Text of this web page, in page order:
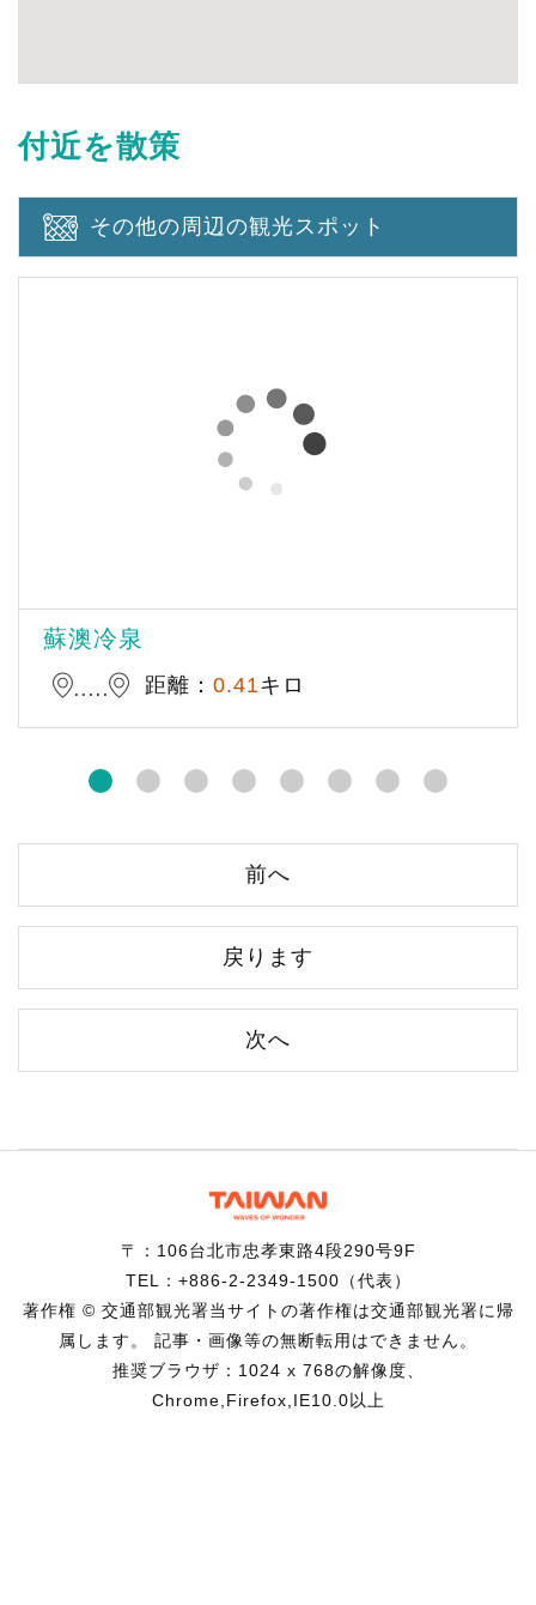
付近を散策
その他の周辺の観光スポット
蘇澳冷泉
距離： 0.41キロ
前へ
戻ります
次へ
〒：106台北市忠孝東路4段290号9F
TEL：+886-2-2349-1500（代表）
著作権 © 交通部観光署当サイトの著作権は交通部観光署に帰
属します。 記事・画像等の無断転用はできません。
推奨ブラウザ：1024 x 768の解像度、
Chrome,Firefox,IE10.0以上